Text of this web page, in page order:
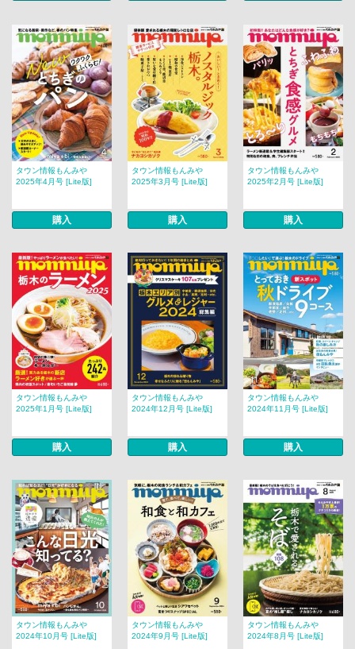
タウン情報もんみや
2025年4月号 [Lite版]
購入
タウン情報もんみや
2025年3月号 [Lite版]
購入
タウン情報もんみや
2025年2月号 [Lite版]
購入
タウン情報もんみや
2025年1月号 [Lite版]
購入
タウン情報もんみや
2024年12月号 [Lite版]
購入
タウン情報もんみや
2024年11月号 [Lite版]
購入
タウン情報もんみや
2024年10月号 [Lite版]
タウン情報もんみや
2024年9月号 [Lite版]
タウン情報もんみや
2024年8月号 [Lite版]